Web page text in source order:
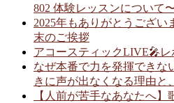
802 体験レッスンについて
2025年もありがとうござい
末のご挨拶
アコースティックLIVE🎤レ
なぜ本番で力を発揮できな
きに声が出なくなる理由と
【人前が苦手なあなたへ